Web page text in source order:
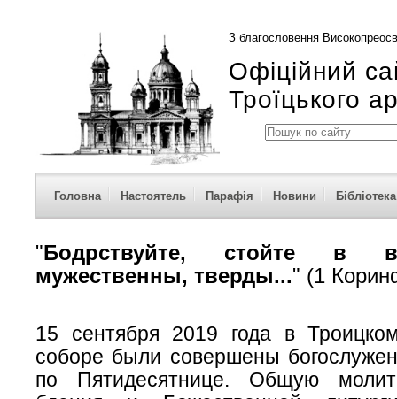
З благословення
Офіційний
Троїцького
Головна Настоятель Парафія Новини Бібліотека
"Бодрствуйте, стойте в
мужественны, тверды..." (1
15 сентября 2019 года в
соборе были совершены
по Пятидесятнице. Общую